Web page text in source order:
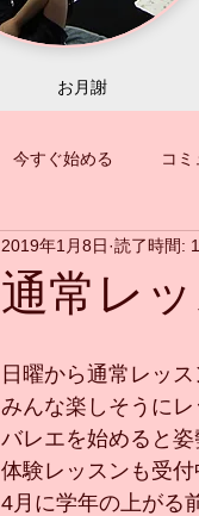
お月謝
今すぐ始める コ
通常レ
2019年1月8日 読了時間:
日曜から通常レッ
みんな楽しそうに
バレエを始めると
体験レッスンも受付
4月に学年の上がる